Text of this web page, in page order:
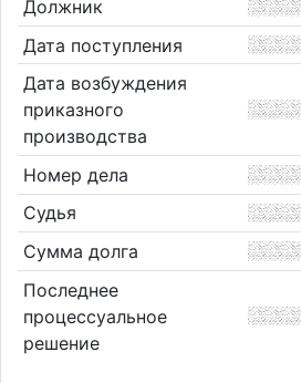
Должник
Дата поступления
Дата возбуждения
приказного
производства
Номер дела
Судья
Сумма долга
Последнее
процессуальное
решение